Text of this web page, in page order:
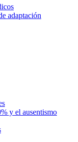
adaptación
y el ausentismo